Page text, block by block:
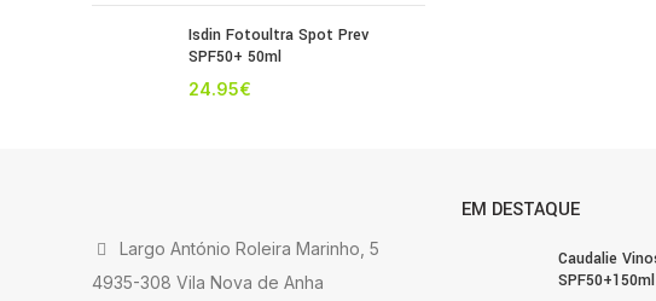
Isdin Fotoultra Spot Prev
SPF50+ 50ml
24.95€
Largo António Roleira Marinho, 5
4935-308 Vila Nova de Anha
EM DESTAQUE
Caudalie
SPF50+150ml